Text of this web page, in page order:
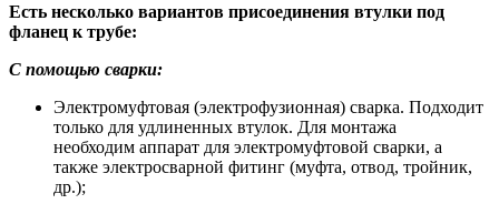
Есть несколько вариантов присоединения втулки под
фланец к трубе:
С помощью сварки:
Электромуфтовая (электрофузионная) сварка. Подходит
только для удлиненных втулок. Для монтажа
необходим аппарат для электромуфтовой сварки, а
также электросварной фитинг (муфта, отвод, тройник,
др.);